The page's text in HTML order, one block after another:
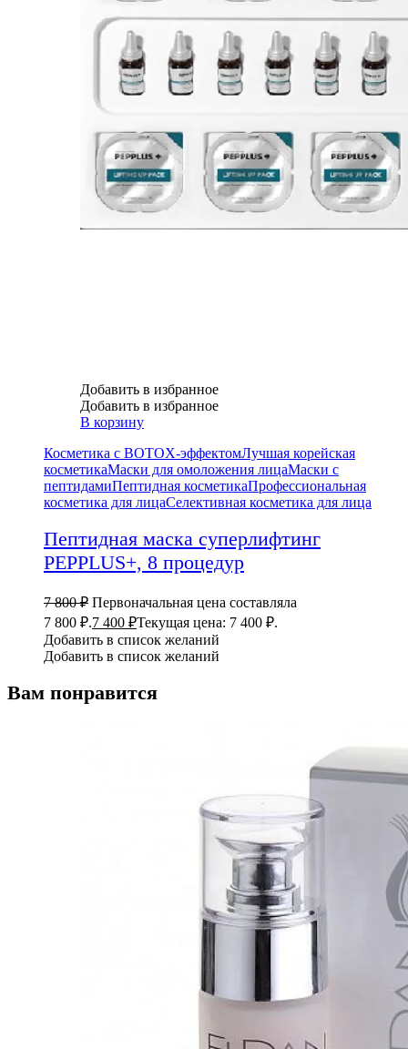
Добавить в избранное
Добавить в избранное
В корзину
Косметика с BOTOX-эффектомЛучшая корейская
косметикаМаски для омоложения лицаМаски с
пептидамиПептидная косметикаПрофессиональная
косметика для лицаСелективная косметика для лица
Пептидная маска суперлифтинг
PEPPLUS+, 8 процедур
7 800₽ Первоначальная цена составляла
7 800 ₽.7 400 ₽Текущая цена: 7 400 ₽.
Добавить в список желаний
Добавить в список желаний
Вам понравится